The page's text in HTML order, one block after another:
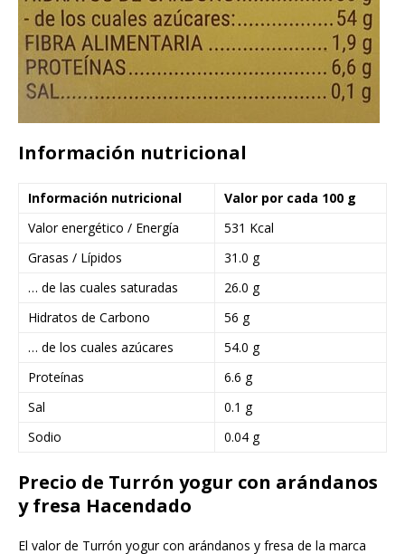
Información nutricional
Información nutricional
Valor por cada 100 g
Valor energético / Energía
531 Kcal
Grasas / Lípidos
31.0 g
… de las cuales saturadas
26.0 g
Hidratos de Carbono
56 g
… de los cuales azúcares
54.0 g
Proteínas
6.6 g
Sal
0.1 g
Sodio
0.04 g
Precio de Turrón yogur con arándanos
y fresa Hacendado
El valor de Turrón yogur con arándanos y fresa de la marca